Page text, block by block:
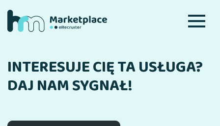
INTERESUJE CIĘ TA USŁUGA?
DAJ NAM SYGNAŁ!